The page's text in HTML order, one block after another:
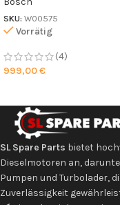
SKU: W00575
Vorrätig
(4)
999,00€
SL Spare Parts bietet
Dieselmotoren an,
Pumpen und Turbolader,
Zuverlässigkeit